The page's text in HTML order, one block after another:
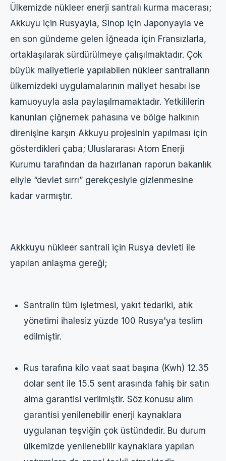
Ülkemizde nükleer enerji santralı kurma macerası;
Akkuyu için Rusyayla, Sinop için Japonyayla ve
en son gündeme gelen İğneada için Fransızlarla,
ortaklaşılarak sürdürülmeye çalışılmaktadır. Çok
büyük maliyetlerle yapılabilen nükleer santralların
ülkemizdeki uygulamalarının maliyet hesabı ise
kamuoyuyla asla paylaşılmamaktadır. Yetkililerin
kanunları çiğnemek pahasına ve bölge halkının
direnişine karşın Akkuyu projesinin yapılması için
gösterdikleri çaba; Uluslararası Atom Enerji
Kurumu tarafından da hazırlanan raporun bakanlık
eliyle “devlet sırrı” gerekçesiyle gizlenmesine
kadar varmıştır.
Akkkuyu nükleer santrali için Rusya devleti ile
yapılan anlaşma gereği;
Santralin tüm işletmesi, yakıt tedariki, atık
yönetimi ihalesiz yüzde 100 Rusya'ya teslim
edilmiştir.
Rus tarafına kilo vaat saat başına (Kwh) 12.35
dolar sent ile 15.5 sent arasında fahiş bir satın
alma garantisi verilmiştir. Söz konusu alım
garantisi yenilenebilir enerji kaynaklara
uygulanan teşviğin çok üstündedir. Bu durum
ülkemizde yenilenebilir kaynaklara yapılan